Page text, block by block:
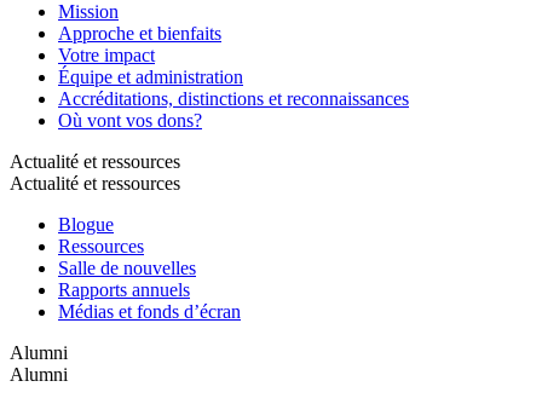
Mission
Approche et bienfaits
Votre impact
Équipe et administration
Accréditations, distinctions et reconnaissances
Où vont vos dons?
Actualité et ressources
Actualité et ressources
Blogue
Ressources
Salle de nouvelles
Rapports annuels
Médias et fonds d’écran
Alumni
Alumni